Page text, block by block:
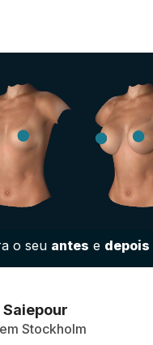
para cirurgiões
de business
pacientes
o seu antes e depois
Saiepour
Stockholm